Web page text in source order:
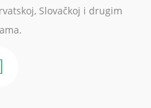
Slovačkoj i drugim